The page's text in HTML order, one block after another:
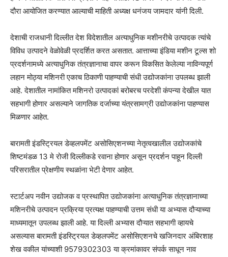
दौरा आयोजित करण्यात आल्याची माहिती अध्यक्ष धनंजय जामदार यांनी दिली.
देशाची राजधानी दिल्लीत देश विदेशातील अत्याधुनिक मशीनरीचे उत्पादक त्यांचे
विविध उत्पादने वेळोवेळी प्रदर्शित करत असतात. आत्ताच्या इंडिया मशीन टूल्स शो
प्रदर्शनामध्ये अत्याधुनिक तंत्रज्ञानाचा वापर करून विकसित केलेल्या नाविन्यपूर्ण
लहान मोठ्या मशिनरी एकाच ठिकाणी पाहण्याची संधी उद्योजकांना उपलब्ध झाली
आहे. देशातील नामांकित मशिनरो उत्पादकां बरोबरच परदेशी कंपन्या देखील यात
सहभागी होणार असल्याने जागतिक दर्जाच्या यंत्रसामग्री उद्योजकांना पाहण्यास
मिळणार आहेत.
बारामती इंडस्ट्रियल डेव्हलपमेंट असोसिएशनच्या नेतृत्वखालील उद्योजकांचे
शिष्टमंडळ 13 मे रोजी दिल्लीकडे रवाना होणार असून प्रदर्शन पाहून दिल्ली
परिसरातील प्रेक्षणीय स्थळांना भेटी देणार आहेत.
स्टार्टअप नवीन उद्योजक व प्रस्थापित उद्योजकांना अत्याधुनिक तंत्रज्ञानाच्या
मशिनरीचे उत्पादन प्रक्रिया प्रत्यक्ष पाहण्याची उत्तम संधी या अभ्यास दौऱ्याच्या
माध्यमातून उपलब्ध झाली आहे. या दिल्ली अभ्यास दौऱ्यात सहभागी व्हायचे
असल्यास बारामती इंडस्ट्रियल डेव्हलपमेंट असोसिएशनचे खजिनदार अंबिरशाह
शेख वकील यांच्याशी 9579302303 या क्रमांकावर संपर्क साधून नाव